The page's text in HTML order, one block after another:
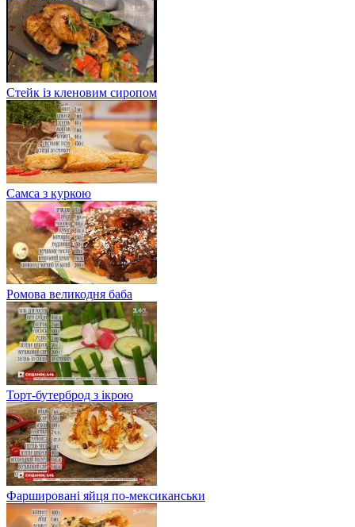
Стейк із кленовим сиропом
Самса з куркою
Ромова великодня баба
Торт-бутерброд з ікрою
Фаршировані яйця по-мексиканськи